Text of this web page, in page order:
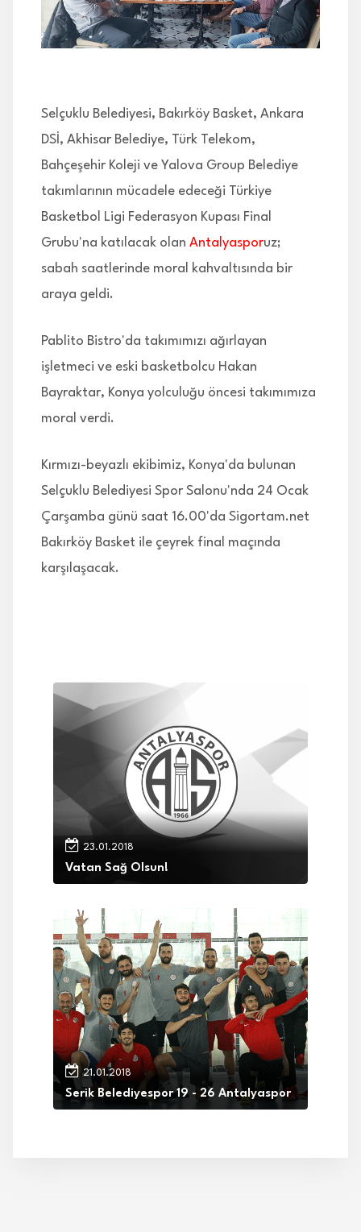
İLETİŞİM
Selçuklu Belediyesi, Bakırköy Basket, Ankara
DSİ, Akhisar Belediye, Türk Telekom,
Bahçeşehir Koleji ve Yalova Group Belediye
takımlarının mücadele edeceği Türkiye
Basketbol Ligi Federasyon Kupası Final
Grubu'na katılacak olan Antalyasporuz;
sabah saatlerinde moral kahvaltısında bir
araya geldi.
Pablito Bistro'da takımımızı ağırlayan
işletmeci ve eski basketbolcu Hakan
Bayraktar, Konya yolculuğu öncesi takımımıza
moral verdi.
Kırmızı-beyazlı ekibimiz, Konya'da bulunan
Selçuklu Belediyesi Spor Salonu'nda 24 Ocak
Çarşamba günü saat 16.00'da Sigortam.net
Bakırköy Basket ile çeyrek final maçında
karşılaşacak.
23.01.2018
Vatan Sağ Olsun!
21.01.2018
Serik Belediyespor 19 - 26 Antalyaspor